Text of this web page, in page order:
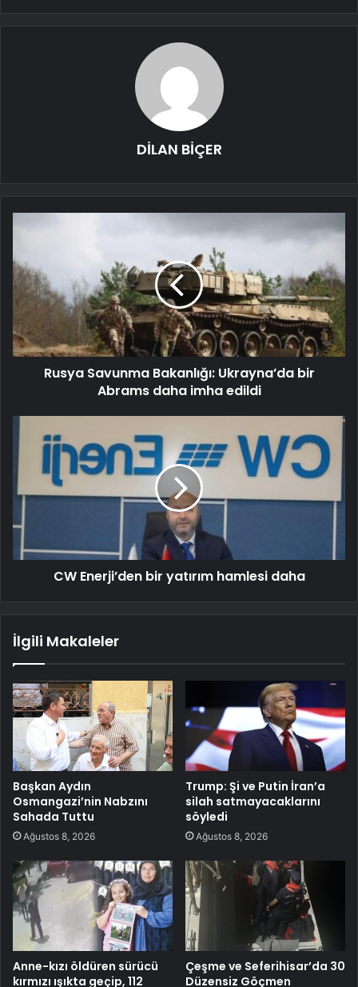
DİLAN BİÇER
Rusya Savunma Bakanlığı: Ukrayna’da bir
Abrams daha imha edildi
CW Enerji’den bir yatırım hamlesi daha
İlgili Makaleler
Başkan Aydın
Osmangazi’nin Nabzını
Sahada Tuttu
Ağustos 8, 2026
Trump: Şi ve Putin İran’a
silah satmayacaklarını
söyledi
Ağustos 8, 2026
Anne-kızı öldüren sürücü
kırmızı ışıkta geçip, 112
Çeşme ve Seferihisar’da 30
Düzensiz Göçmen